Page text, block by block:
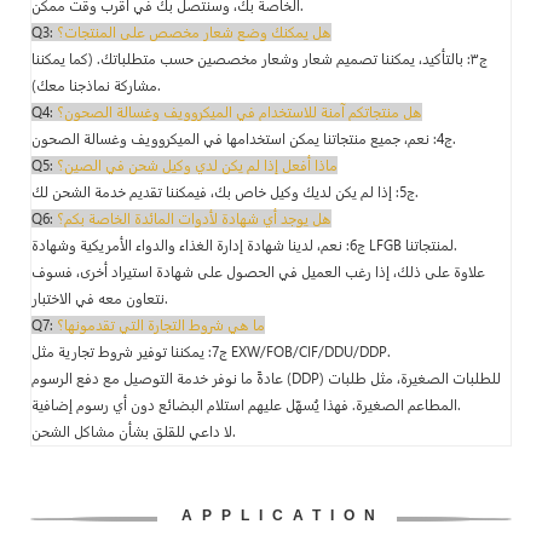
الخاصة بك، وسنتصل بك في أقرب وقت ممكن.
Q3: هل يمكنك وضع شعار مخصص على المنتجات؟
ج٣: بالتأكيد، يمكننا تصميم شعار وشعار مخصصين حسب متطلباتك. (كما يمكننا
مشاركة نماذجنا معك).
Q4: هل منتجاتكم آمنة للاستخدام في الميكروويف وغسالة الصحون؟
ج4: نعم، جميع منتجاتنا يمكن استخدامها في الميكروويف وغسالة الصحون.
Q5: ماذا أفعل إذا لم يكن لدي وكيل شحن في الصين؟
ج5: إذا لم يكن لديك وكيل خاص بك، فيمكننا تقديم خدمة الشحن لك.
Q6: هل يوجد أي شهادة لأدوات المائدة الخاصة بكم؟
ج6: نعم، لدينا شهادة إدارة الغذاء والدواء الأمريكية وشهادة LFGB لمنتجاتنا.
علاوة على ذلك، إذا رغب العميل في الحصول على شهادة استيراد أخرى، فسوف
نتعاون معه في الاختبار.
Q7: ما هي شروط التجارة التي تقدمونها؟
ج7: يمكننا توفير شروط تجارية مثل EXW/FOB/CIF/DDU/DDP.
عادةً ما نوفر خدمة التوصيل مع دفع الرسوم (DDP) للطلبات الصغيرة، مثل طلبات
المطاعم الصغيرة. فهذا يُسهّل عليهم استلام البضائع دون أي رسوم إضافية.
لا داعي للقلق بشأن مشاكل الشحن.
APPLICATION